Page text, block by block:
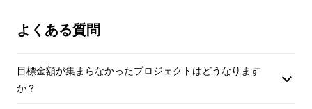
よくある質問
目標金額が集まらなかったプロジェクトはどうなります
か？